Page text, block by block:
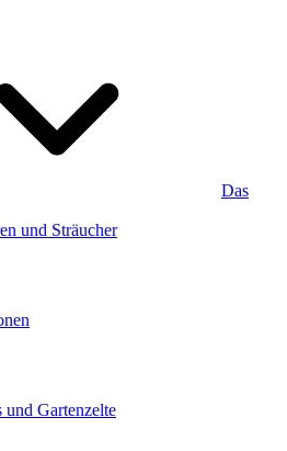
Das
und Sträucher
Gartenzelte